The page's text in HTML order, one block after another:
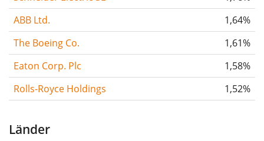
ABB Ltd.
1,64%
The Boeing Co.
1,61%
Eaton Corp. Plc
1,58%
Rolls-Royce Holdings
1,52%
Länder